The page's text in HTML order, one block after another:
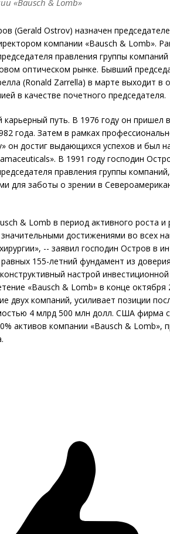
«Bausch & Lomb»
(Gerald Ostrov) назначен
компании «Bausch & Lomb».
правления группы
оптическом рынке. Бывший
(Ronald Zarrella) в марте выходит в
в качестве почетного председателя.
путь. В 1976 году он пришел
года. Затем в рамках
он достиг выдающихся успехов и был
В 1991 году господин
правления группы компаний,
для заботы о зрении в
& Lomb в период активного роста и
достижениями во всех
-- заявил господин Остров в
155-летний фундамент из
настрой
«Bausch & Lomb» в конце октября
двух компаний, усиливает позиции
4 млрд 500 млн долл. США фирма
активов компании «Bausch & Lomb»,